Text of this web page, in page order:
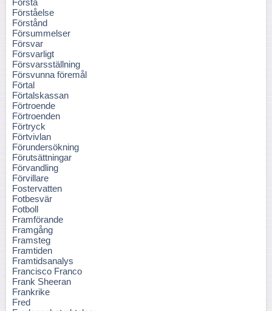
Förstå
Förståelse
Förstånd
Försummelser
Försvar
Försvarligt
Försvarsställning
Försvunna föremål
Förtal
Förtalskassan
Förtroende
Förtroenden
Förtryck
Förtvivlan
Förundersökning
Förutsättningar
Förvandling
Förvillare
Fostervatten
Fotbesvär
Fotboll
Framförande
Framgång
Framsteg
Framtiden
Framtidsanalys
Francisco Franco
Frank Sheeran
Frankrike
Fred